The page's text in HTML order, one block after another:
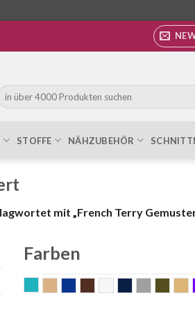
STOFFE NÄHZUBEHÖR
mit „French Terry
Farben